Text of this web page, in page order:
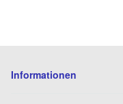
Informationen